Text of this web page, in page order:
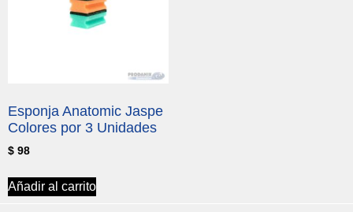
Esponja Anatomic Jaspe
Colores por 3 Unidades
$ 98
Añadir al carrito